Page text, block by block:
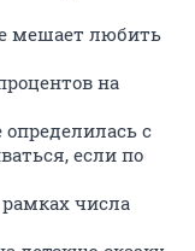
мешает любить
на
с
если по
числа